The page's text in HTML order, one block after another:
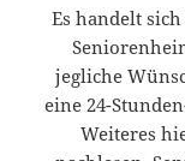
Es handelt
jegliche
eine 24-
Weiteres